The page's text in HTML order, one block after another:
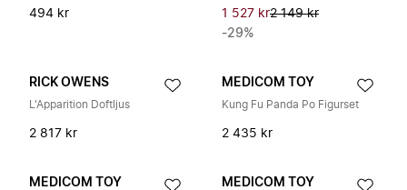
494 kr 1 527 kr2 149 kr
-29%
RICK OWENS
L'Apparition Doftljus
2 817 kr
MEDICOM TOY
Kung Fu Panda Po Figurset
2 435 kr
MEDICOM TOY MEDICOM TOY